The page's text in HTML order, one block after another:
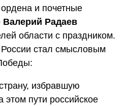
и почетные
Валерий Радаев
области с праздником.
стал смысловым
избравшую
этом пути российское